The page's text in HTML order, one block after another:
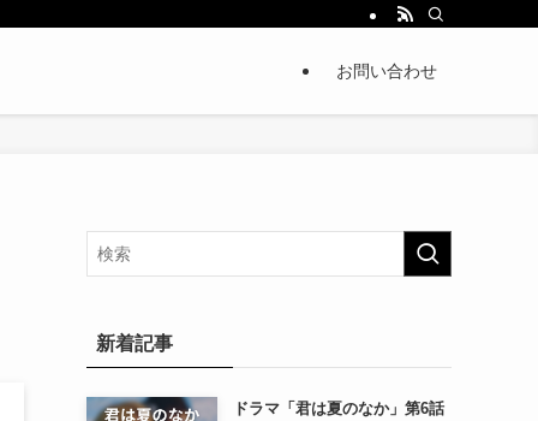
お問い合わせ
新着記事
ドラマ「君は夏のなか」第6話